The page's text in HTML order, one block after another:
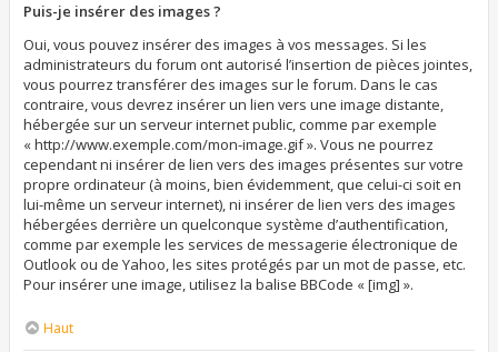
Puis-je insérer des images ?
Oui, vous pouvez insérer des images à vos messages. Si les
administrateurs du forum ont autorisé l’insertion de pièces jointes,
vous pourrez transférer des images sur le forum. Dans le cas
contraire, vous devrez insérer un lien vers une image distante,
hébergée sur un serveur internet public, comme par exemple
« http://www.exemple.com/mon-image.gif ». Vous ne pourrez
cependant ni insérer de lien vers des images présentes sur votre
propre ordinateur (à moins, bien évidemment, que celui-ci soit en
lui-même un serveur internet), ni insérer de lien vers des images
hébergées derrière un quelconque système d’authentification,
comme par exemple les services de messagerie électronique de
Outlook ou de Yahoo, les sites protégés par un mot de passe, etc.
Pour insérer une image, utilisez la balise BBCode « [img] ».
Haut